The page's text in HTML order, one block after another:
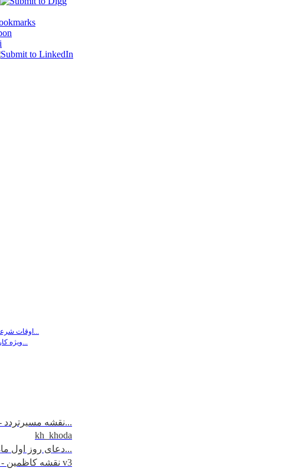
نقشه مسیرتردد - مرزهای 6 گانه...
kh_khoda
دعای روز اول ماه مبارک رمضان...
نقشه کاظمین - 1395 v3